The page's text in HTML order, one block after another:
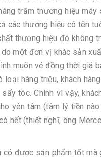
trăm thương hiệu
các thương hiệu có tên
thương hiệu đó không
một đơn vị khác sản
muôn vẻ đồng thời giá
hàng triệu, khách
tóc. Chính vì vậy,
yên tâm (tâm lý tiền
hết (thiết nghĩ, ông
có được sản phẩm tốt